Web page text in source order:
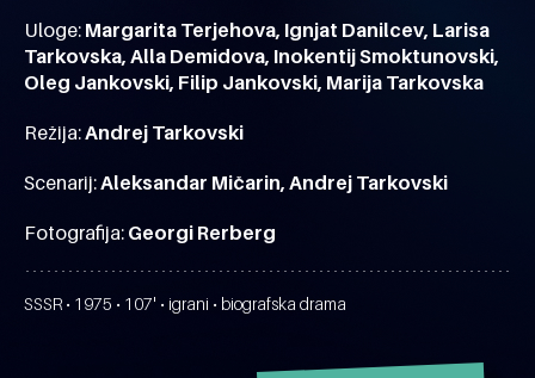
Uloge: Margarita Terjehova, Ignjat Danilcev, Larisa
Tarkovska, Alla Demidova, Inokentij Smoktunovski,
Oleg Jankovski, Filip Jankovski, Marija Tarkovska
Režija:Andrej Tarkovski
Scenarij:Aleksandar Mičarin, Andrej Tarkovski
Fotografija: Georgi Rerberg
SSSR • 1975 • 107' • igrani • biografska drama